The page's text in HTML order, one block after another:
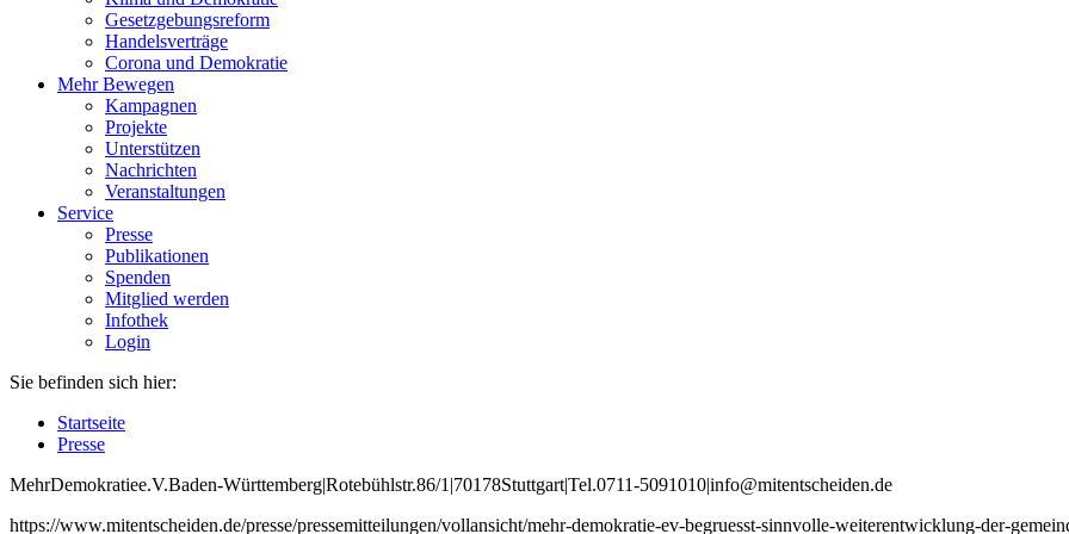
Gesetzgebungsreform
Handelsverträge
Corona und Demokratie
Mehr Bewegen
Kampagnen
Projekte
Unterstützen
Nachrichten
Veranstaltungen
Service
Presse
Publikationen
Spenden
Mitglied werden
Infothek
Login
Sie befinden sich hier:
Startseite
Presse
MehrDemokratiee.V.Baden-Württemberg|Rotebühlstr.86/1 |70178Stuttgart|Tel.0711-5091010|info@mitentscheiden.de
https://www.mitentscheiden.de/presse/pressemitteilungen/vollansicht/mehr-demokratie-ev-begruesst-sinnvolle-weiterentwicklung-der-